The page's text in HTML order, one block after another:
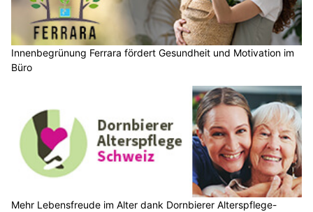
Innenbegrünung Ferrara fördert Gesundheit und Motivation im
Büro
Mehr Lebensfreude im Alter dank Dornbierer Alterspflege-